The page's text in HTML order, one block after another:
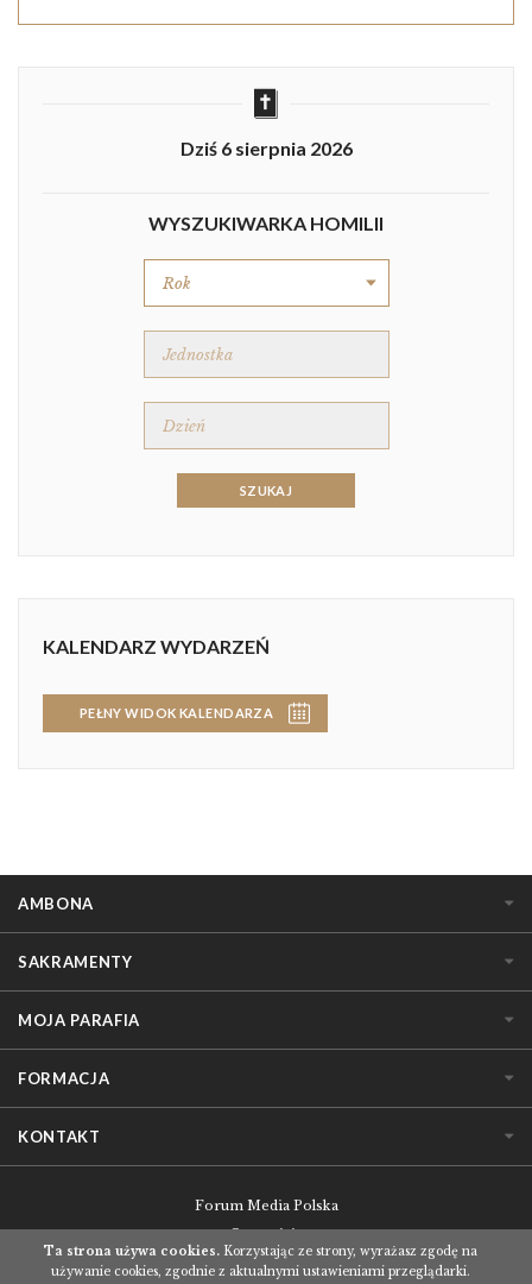
Dziś 6 sierpnia 2026
WYSZUKIWARKA HOMILII
KALENDARZ WYDARZEŃ
PEŁNY WIDOK KALENDARZA
AMBONA
SAKRAMENTY
MOJA PARAFIA
FORMACJA
KONTAKT
Forum Media Polska
O serwisie
Regulamin korzystania z serwisu
Ta strona używa cookies.Korzystając ze strony, wyrażasz zgodę na
używanie cookies, zgodnie z aktualnymi ustawieniami przeglądarki.